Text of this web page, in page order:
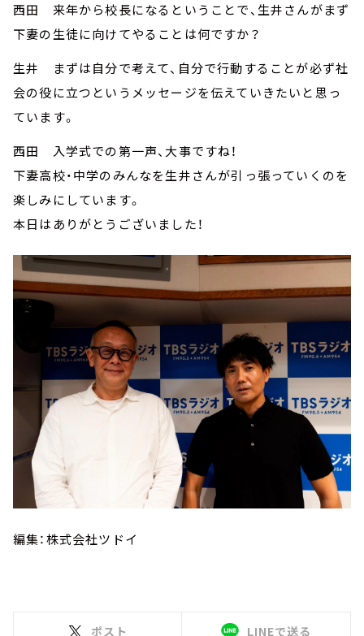
西田 来年から校長になるということで、生井さんがまず
下妻の生徒に向けてやることは何ですか？
生井 まずは自分で考えて、自分で行動することが必ず社
会の役に立つというメッセージを伝えていきたいと思っ
ています。
西田 入学式での第一声、大事ですね！
下妻高校・中学のみんなを生井さんが引っ張っていくのを
楽しみにしています。
本日はありがとうございました！
編集：株式会社ツドイ
ポスト LINEで送る